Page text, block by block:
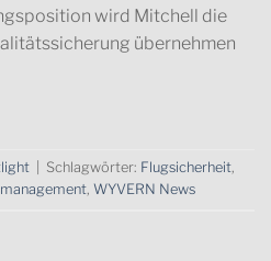
wird Mitchell die
übernehmen
Schlagwörter: Flugsicherheit,
, WYVERN News